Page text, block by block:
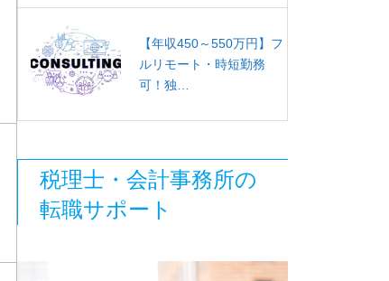
【年収450～550万円】フ
ルリモート・時短勤務
可！独…
税理士・会計事務所の
転職サポート